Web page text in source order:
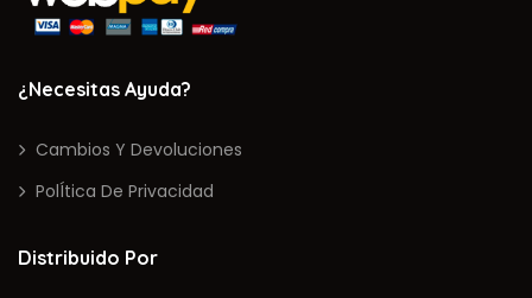
¿Necesitas Ayuda?
Cambios Y Devoluciones
PolÍtica De Privacidad
Distribuido Por